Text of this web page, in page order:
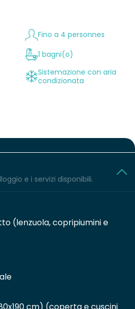
Fino a 4 personnes
1 bagni(o)
Sistemazione con aria
condizionata
e i servizi disponibili.
(lenzuola, copripiumini e
cm) (coperta e cuscini